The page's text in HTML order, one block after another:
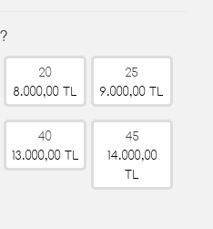
20
8.000,00 TL
25
9.000,00 TL
40
13.000,00 TL
45
14.000,00
TL